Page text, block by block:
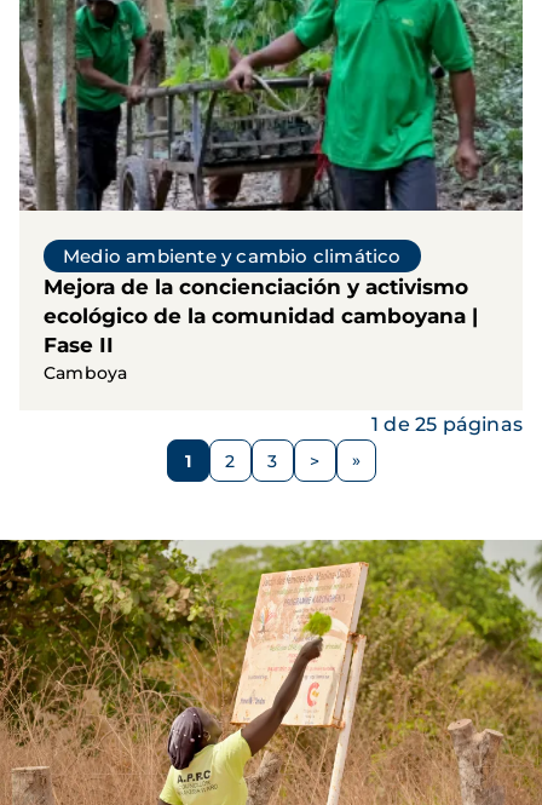
Medio ambiente y cambio climático
Mejora de la concienciación y activismo
ecológico de la comunidad camboyana |
Fase II
Camboya
Página
1 Página
2 Página
3
Siguiente
>
1 de 25 páginas